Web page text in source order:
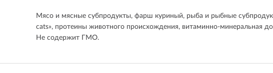
Мясо и мясные субпродукты, фарш куриный, рыба и рыбные
cats», протеины животного происхождения, витаминно-минеральная
Не содержит ГМО.